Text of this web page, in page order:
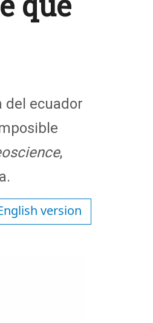
del ecuador
,
version